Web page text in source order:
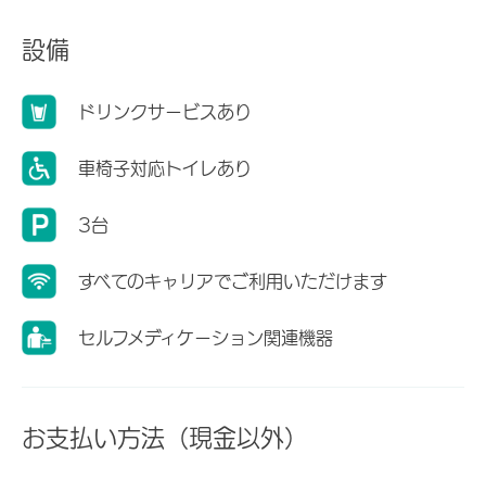
設備
ドリンクサービスあり
車椅子対応トイレあり
3台
すべてのキャリアでご利用いただけます
セルフメディケーション関連機器
お支払い方法（現金以外）